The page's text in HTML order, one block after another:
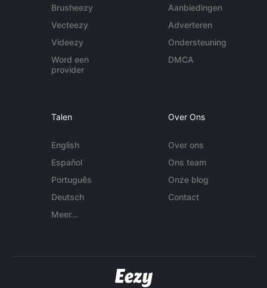
Brusheezy
Vecteezy
Videezy
Word een
provider
Aanbiedingen
Adverteren
Ondersteuning
DMCA
Talen
English
Español
Português
Deutsch
Meer...
Over Ons
Over ons
Ons team
Onze blog
Contact